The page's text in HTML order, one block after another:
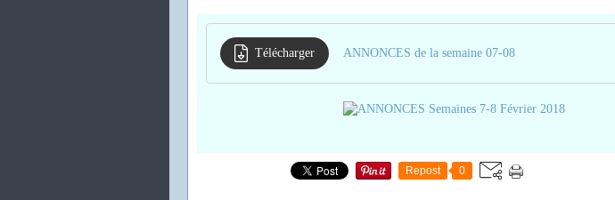
Télécharger ANNONCES de la semaine 07-08
Repost 0